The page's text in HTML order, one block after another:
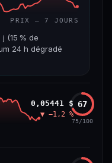
PRIX — 7 JOURS
(15 % de
24 h dégradé
M$
30 J
0,05441 $
▼ −1,2 %
67
75/100
78